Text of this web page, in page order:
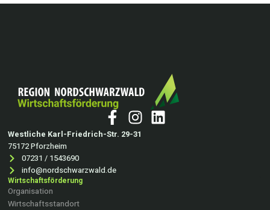
Westliche Karl-Friedrich-Str. 29-31
75172 Pforzheim
07231 / 1543690
info@nordschwarzwald.de
Wirtschaftsförderung
Organisation
Wirtschaftsstandort